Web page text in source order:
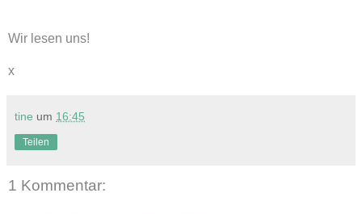
Wir lesen uns!
x
tine um 16:45
Teilen
1 Kommentar: